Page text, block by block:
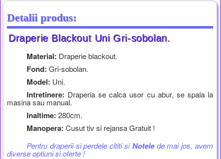
Detalii produs:
Draperie Blackout Uni Gri-sobolan.
Material: Draperie blackout.
Fond: Gri-sobolan.
Model: Uni.
Intretinere: Draperia se calca usor cu abur, se spala la
masina sau manual.
Inaltime: 280cm.
Manopera: Cusut tiv si rejansa Gratuit !
Pentru draperii si perdele cititi siNotelede mai jos, avem
diverse optiuni si oferte !